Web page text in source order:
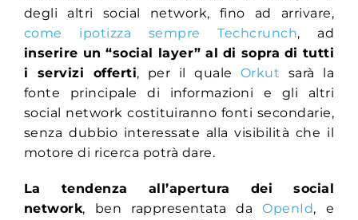
degli altri social network, fino ad arrivare,
come ipotizza sempre Techcrunch, ad
inserire un “social layer” al di sopra di tutti
i servizi offerti, per il quale Orkut sarà la
fonte principale di informazioni e gli altri
social network costituiranno fonti secondarie,
senza dubbio interessate alla visibilità che il
motore di ricerca potrà dare.
La tendenza all’apertura dei social
network, ben rappresentata daOpenId, e